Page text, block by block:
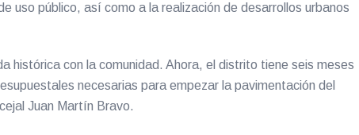
uso público, así como a la realización de desarrollos urbanos
histórica con la comunidad. Ahora, el distrito tiene seis meses
necesarias para empezar la pavimentación del
Juan Martín Bravo.